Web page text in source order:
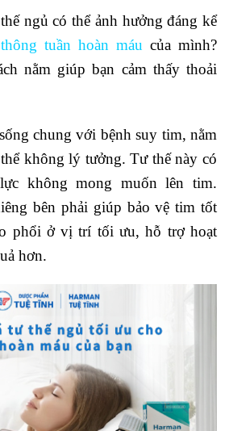
ngủ có thể ảnh hưởng đáng kể
tuần hoàn máu của mình?
nằm giúp bạn cảm thấy thoải
chung với bệnh suy tim, nằm
không lý tưởng. Tư thế này có
không mong muốn lên tim.
bên phải giúp bảo vệ tim tốt
phổi ở vị trí tối ưu, hỗ trợ hoạt
hơn.